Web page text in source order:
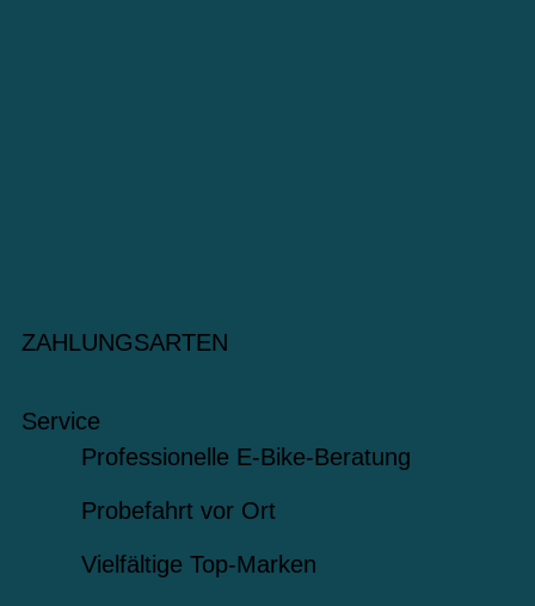
ZAHLUNGSARTEN
Service
Professionelle E-Bike-Beratung
Probefahrt vor Ort
Vielfältige Top-Marken